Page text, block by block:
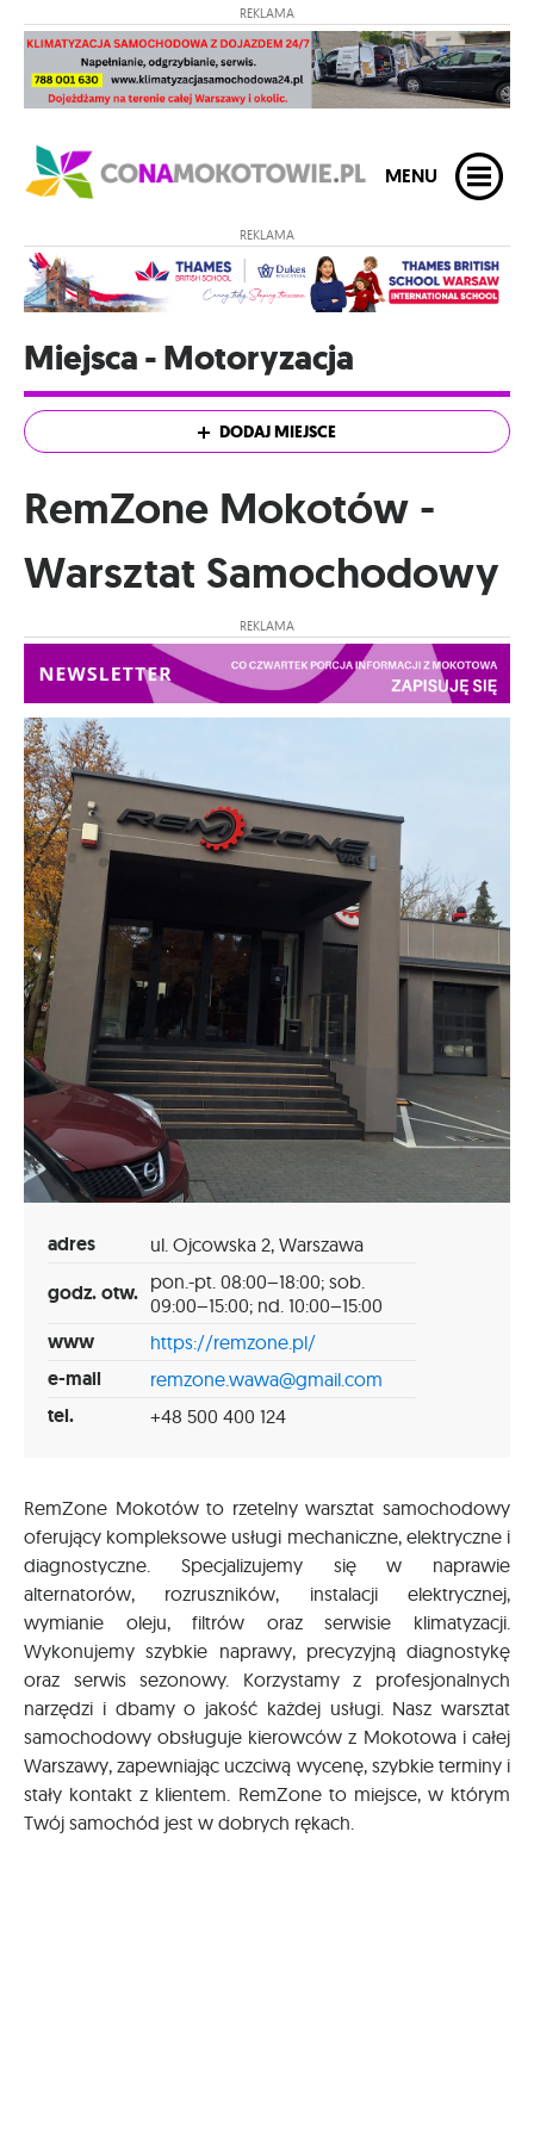
REKLAMA
MENU
REKLAMA
Miejsca - Motoryzacja
DODAJ MIEJSCE
RemZone Mokotów -
Warsztat Samochodowy
REKLAMA
adres ul. Ojcowska 2, Warszawa
godz. otw. pon.-pt. 08:00–18:00; sob.
09:00–15:00; nd. 10:00–15:00
www https://remzone.pl/
e-mail remzone.wawa@gmail.com
tel. +48 500 400 124
RemZone Mokotów to rzetelny warsztat samochodowy
oferujący kompleksowe usługi mechaniczne, elektryczne i
diagnostyczne. Specjalizujemy się w naprawie
alternatorów, rozruszników, instalacji elektrycznej,
wymianie oleju, filtrów oraz serwisie klimatyzacji.
Wykonujemy szybkie naprawy, precyzyjną diagnostykę
oraz serwis sezonowy. Korzystamy z profesjonalnych
narzędzi i dbamy o jakość każdej usługi. Nasz warsztat
samochodowy obsługuje kierowców z Mokotowa i całej
Warszawy, zapewniając uczciwą wycenę, szybkie terminy i
stały kontakt z klientem. RemZone to miejsce, w którym
Twój samochód jest w dobrych rękach.